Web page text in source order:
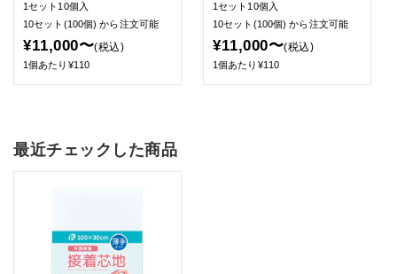
1セット10個入
10セット(100個)から注文可能
¥11,000〜(税込)
1個あたり¥110
1セット10個入
10セット(100個)から注文可能
¥11,000〜(税込)
1個あたり¥110
最近チェックした商品